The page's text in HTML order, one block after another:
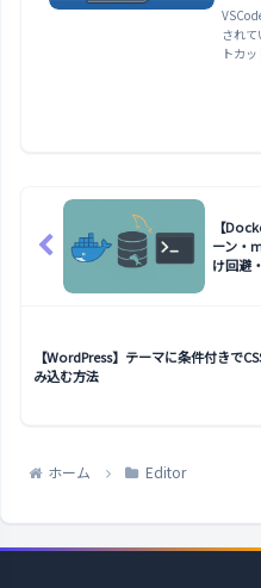
され
トカ
【
ーン・
け回避
【WordPress】テーマに条件付きで
み込む方法
ホーム Editor